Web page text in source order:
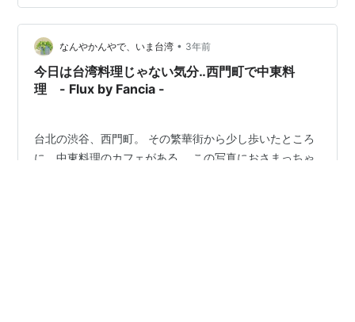
でさえ、古き良き時代を思い出した。 澳氏咖啡 Aussie
Cafeの入り口には素敵な植物がたくさんあり、特に夜に
入り口を通ると、とても暖かく居心地の良い気分になり
ますね。 勉強や仕…
なんやかんやで、いま台湾 • 3年前
今日は台湾料理じゃない気分‥西門町で中東料
理 - Flux by Fancia -